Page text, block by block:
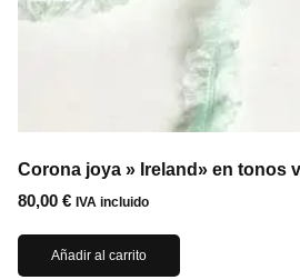
Corona joya » Ireland» en tonos
80,00 € IVA incluido
Añadir al carrito